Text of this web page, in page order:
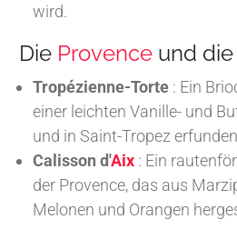
wird.
Die Provence und die
Tropézienne-Torte : Ein
einer leichten Vanille- und
und in Saint-Tropez
Calisson d'Aix : Ein
der Provence, das aus
Melonen und Orangen